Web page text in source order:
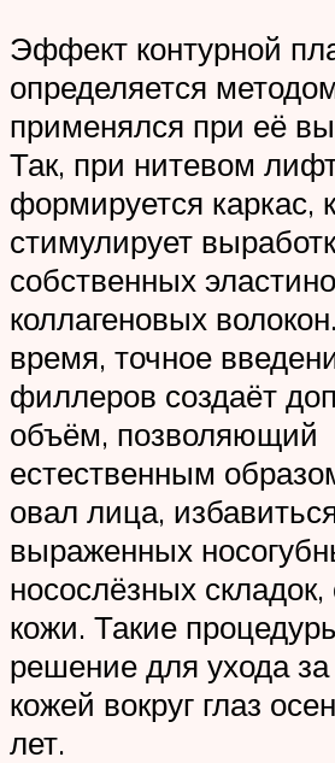
Эффект контурной
определяется
применялся при её
Так, при нитевом
формируется каркас,
стимулирует
собственных
коллагеновых
время, точное
филлеров создаёт
объём, позволяющий
естественным
овал лица,
выраженных
носослёзных
кожи. Такие
решение для ухода
кожей вокруг глаз
лет.